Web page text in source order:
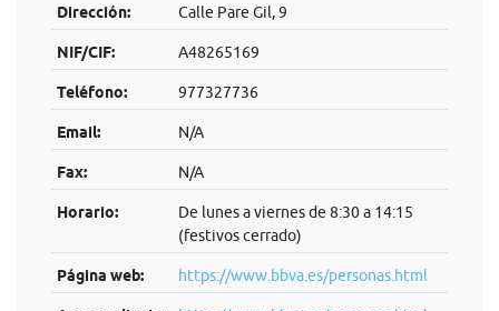
Dirección: Calle Pare Gil, 9
NIF/CIF: A48265169
Teléfono: 977327736
Email: N/A
Fax: N/A
Horario:
De lunes a viernes de 8:30 a 14:15
(festivos cerrado)
Página web: https://www.bbva.es/personas.html